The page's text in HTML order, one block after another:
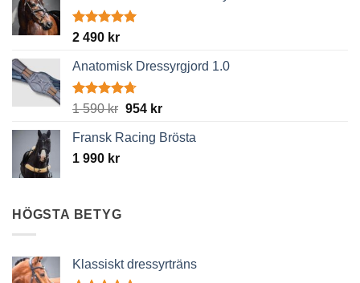
Betygsatt
2 490 kr
Anatomisk Dressyrgjord 1.0
Betygsatt
1 590kr Det
priset
954 krDet
priset
Fransk Racing Brösta
1 990 kr
HÖGSTA BETYG
Klassiskt dressyrträns